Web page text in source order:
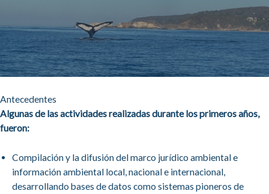
Antecedentes
Algunas de las actividades realizadas durante los primeros años,
fueron:
Compilación y la difusión del marco jurídico ambiental e
información ambiental local, nacional e internacional,
desarrollando bases de datos como sistemas pioneros de